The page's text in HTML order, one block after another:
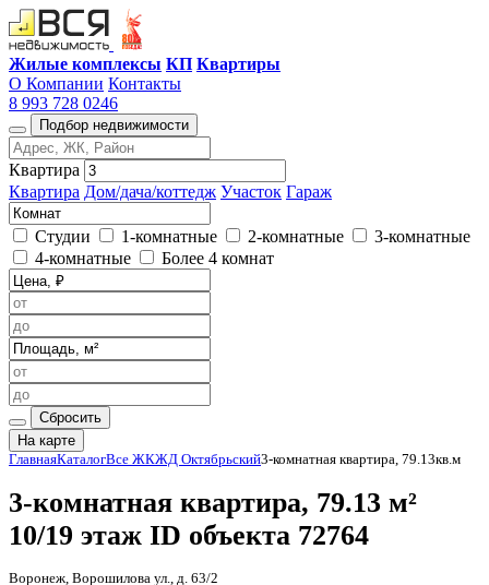
Жилые комплексы КП Квартиры
О Компании Контакты
8 993 728 0246
Подбор недвижимости
Квартира
Квартира Дом/дача/коттедж Участок Гараж
Студии 1-комнатные 2-комнатные
3-комнатные
4-комнатные
Более 4 комнат
Сбросить
На карте
Главная КаталогВсе ЖКЖД Октябрьский